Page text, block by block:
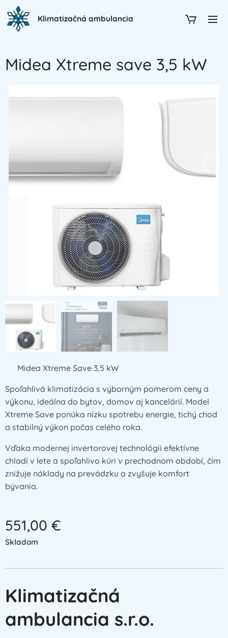
Klimatizačná ambulancia
Midea Xtreme save 3,5 kW
❄️ Midea Xtreme Save 3,5 kW
Spoľahlivá klimatizácia s výborným pomerom ceny a
výkonu, ideálna do bytov, domov aj kancelárií. Model
Xtreme Save ponúka nízku spotrebu energie, tichý chod
a stabilný výkon počas celého roka.
Vďaka modernej invertorovej technológii efektívne
chladí v lete a spoľahlivo kúri v prechodnom období, čím
znižuje náklady na prevádzku a zvyšuje komfort
bývania.
551,00 €
Skladom
Klimatizačná
ambulancia s.r.o.